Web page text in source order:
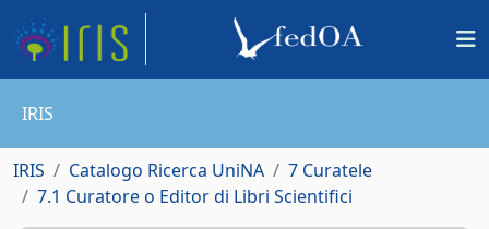
IRIS
IRIS Catalogo Ricerca UniNA
7 Curatele
7.1 Curatore o Editor di Libri Scientifici